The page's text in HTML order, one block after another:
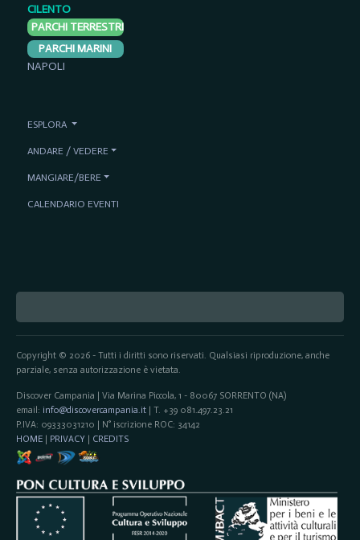
Copyright © 2026 - Tutti i diritti sono riservati. Qualsiasi riproduzione, anche
parziale, senza autorizzazione è vietata.
Discover Campania | Via Marina Piccola, 1 - 80067 SORRENTO (NA)
email: info@discovercampania.it| T. +39 081.497.23.21
P.IVA: 09333031210 | N° iscrizione ROC: 34142
HOME| PRIVACY | CREDITS
CILENTO
PARCHI TERRESTRI
PARCHI MARINI
NAPOLI
ESPLORA
ANDARE / VEDERE
MANGIARE/BERE
CALENDARIO EVENTI